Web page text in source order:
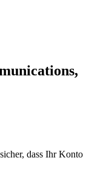
dass Ihr Konto